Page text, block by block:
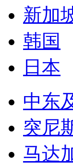
新加
韩国
日本
中东
突尼
马达